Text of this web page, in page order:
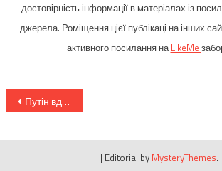
достовірність інформації в матеріалах із
джерела. Роміщення цієї публікаці на інших
активного посилання наLikeMe
Навігація
Путін вдарив по Києву всім що мав – від “шахедів” до крилатих ракет. Нажаль є влучання
| Editorial by MysteryThemes.